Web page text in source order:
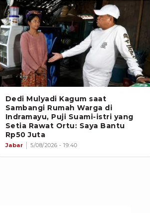
Dedi Mulyadi Kagum saat
Sambangi Rumah Warga di
Indramayu, Puji Suami-istri yang
Setia Rawat Ortu: Saya Bantu
Rp50 Juta
Jabar 5/08/2026 - 19:40